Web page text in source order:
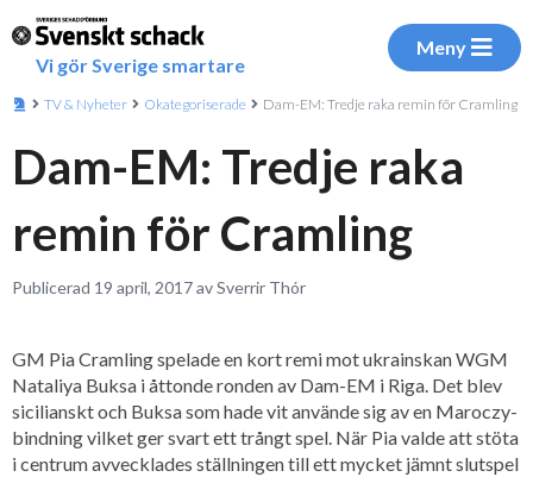
Vi gör Sverige smartare
Meny
TV & Nyheter Okategoriserade Dam-EM: Tredje raka remin för Cramling
Dam-EM: Tredje raka
remin för Cramling
Publicerad 19 april, 2017 av Sverrir Thór
GM Pia Cramling spelade en kort remi mot ukrainskan WGM
Nataliya Buksa i åttonde ronden av Dam-EM i Riga. Det blev
sicilianskt och Buksa som hade vit använde sig av en Maroczy-
bindning vilket ger svart ett trångt spel. När Pia valde att stöta
i centrum avvecklades ställningen till ett mycket jämnt slutspel